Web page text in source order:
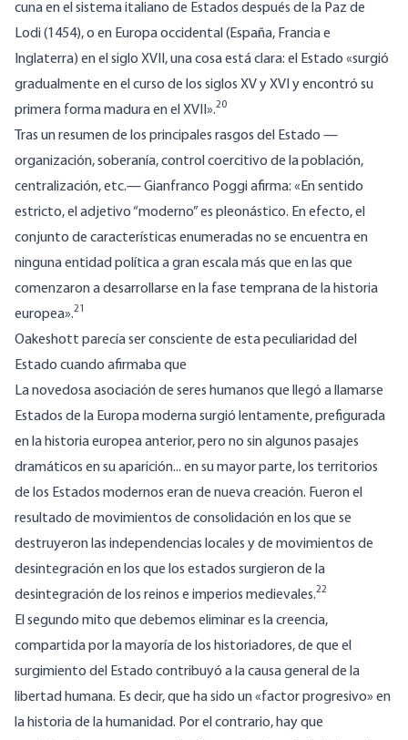
cuna en el sistema italiano de Estados después de la Paz de
Lodi (1454), o en Europa occidental (España, Francia e
Inglaterra) en el siglo XVII, una cosa está clara: el Estado «surgió
gradualmente en el curso de los siglos XV y XVI y encontró su
primera forma madura en el XVII».20
Tras un resumen de los principales rasgos del Estado —
organización, soberanía, control coercitivo de la población,
centralización, etc.— Gianfranco Poggi afirma: «En sentido
estricto, el adjetivo “moderno” es pleonástico. En efecto, el
conjunto de características enumeradas no se encuentra en
ninguna entidad política a gran escala más que en las que
comenzaron a desarrollarse en la fase temprana de la historia
europea».21
Oakeshott parecía ser consciente de esta peculiaridad del
Estado cuando afirmaba que
La novedosa asociación de seres humanos que llegó a llamarse
Estados de la Europa moderna surgió lentamente, prefigurada
en la historia europea anterior, pero no sin algunos pasajes
dramáticos en su aparición... en su mayor parte, los territorios
de los Estados modernos eran de nueva creación. Fueron el
resultado de movimientos de consolidación en los que se
destruyeron las independencias locales y de movimientos de
desintegración en los que los estados surgieron de la
desintegración de los reinos e imperios medievales.22
El segundo mito que debemos eliminar es la creencia,
compartida por la mayoría de los historiadores, de que el
surgimiento del Estado contribuyó a la causa general de la
libertad humana. Es decir, que ha sido un «factor progresivo» en
la historia de la humanidad. Por el contrario, hay que